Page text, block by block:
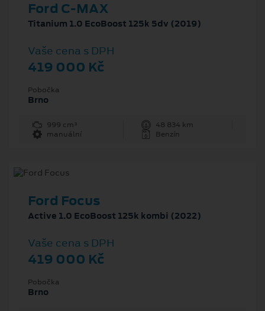
Ford C-MAX
Titanium 1.0 EcoBoost 125k 5dv (2019)
Vaše cena s DPH
419 000 Kč
Pobočka
Brno
999 cm³
48 834 km
manuální
Benzín
Ford Focus
Active 1.0 EcoBoost 125k kombi (2022)
Vaše cena s DPH
419 000 Kč
Pobočka
Brno